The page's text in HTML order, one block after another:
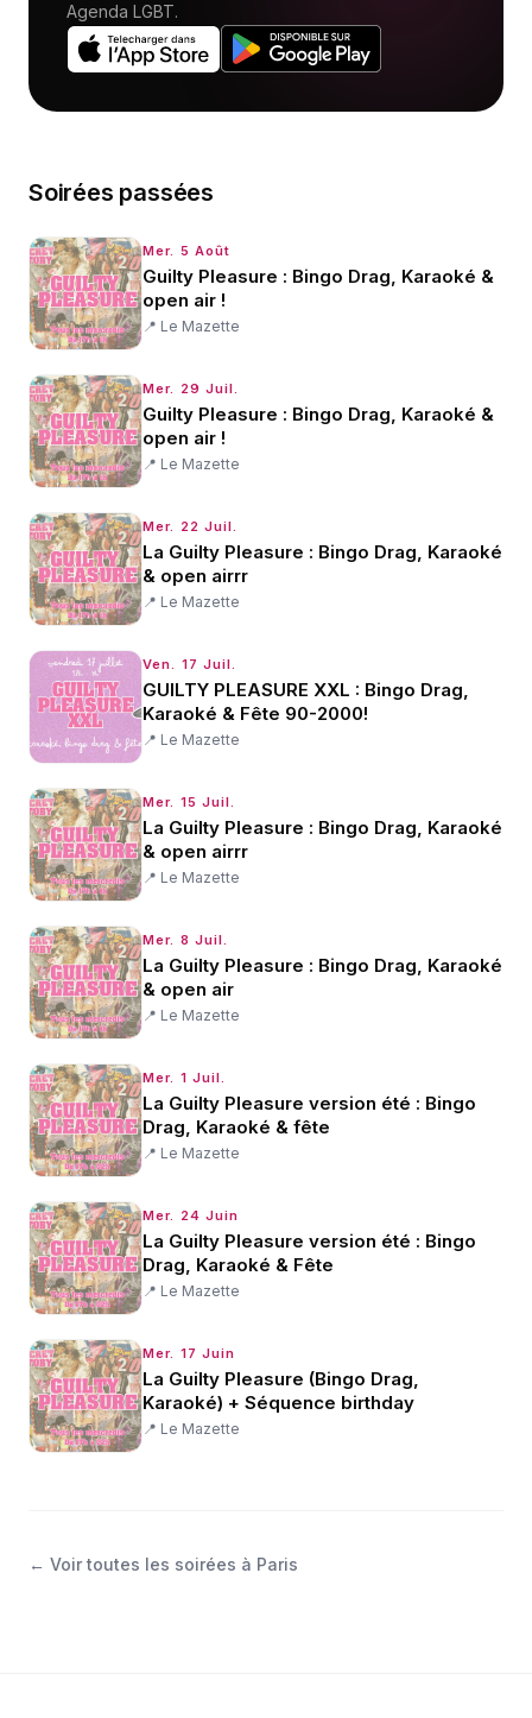
Agenda LGBT.
Soirées passées
Mer. 5 Août
Guilty Pleasure : Bingo Drag, Karaoké &
open air !
📍 Le Mazette
Mer. 29 Juil.
Guilty Pleasure : Bingo Drag, Karaoké &
open air !
📍 Le Mazette
Mer. 22 Juil.
La Guilty Pleasure : Bingo Drag, Karaoké
& open airrr
📍 Le Mazette
Ven. 17 Juil.
GUILTY PLEASURE XXL : Bingo Drag,
Karaoké & Fête 90-2000!
📍 Le Mazette
Mer. 15 Juil.
La Guilty Pleasure : Bingo Drag, Karaoké
& open airrr
📍 Le Mazette
Mer. 8 Juil.
La Guilty Pleasure : Bingo Drag, Karaoké
& open air
📍 Le Mazette
Mer. 1 Juil.
La Guilty Pleasure version été : Bingo
Drag, Karaoké & fête
📍 Le Mazette
Mer. 24 Juin
La Guilty Pleasure version été : Bingo
Drag, Karaoké & Fête
📍 Le Mazette
Mer. 17 Juin
La Guilty Pleasure (Bingo Drag,
Karaoké) + Séquence birthday
📍 Le Mazette
← Voir toutes les soirées à Paris